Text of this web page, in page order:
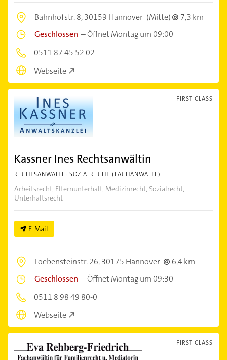
Bahnhofstr. 8,30159 Hannover (Mitte)
7,3 km
Geschlossen –Öffnet Montag um 09:00
0511 87 45 52 02
Webseite
FIRST CLASS
Kassner Ines Rechtsanwältin
RECHTSANWÄLTE: SOZIALRECHT (FACHANWÄLTE)
Arbeitsrecht, Elternunterhalt, Medizinrecht, Sozialrecht,
Unterhaltsrecht
E-Mail
Loebensteinstr. 26,30175 Hannover
6,4 km
Geschlossen –Öffnet Montag um 09:30
0511 8 98 49 80-0
Webseite
FIRST CLASS